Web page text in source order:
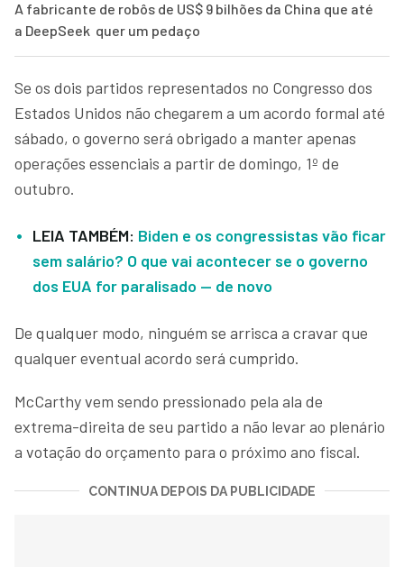
A fabricante de robôs de US$ 9 bilhões da China que até
a DeepSeek quer um pedaço
Se os dois partidos representados no Congresso dos
Estados Unidos não chegarem a um acordo formal até
sábado, o governo será obrigado a manter apenas
operações essenciais a partir de domingo, 1º de
outubro.
LEIA TAMBÉM: Biden e os congressistas vão ficar
sem salário? O que vai acontecer se o governo
dos EUA for paralisado — de novo
De qualquer modo, ninguém se arrisca a cravar que
qualquer eventual acordo será cumprido.
McCarthy vem sendo pressionado pela ala de
extrema-direita de seu partido a não levar ao plenário
a votação do orçamento para o próximo ano fiscal.
CONTINUA DEPOIS DA PUBLICIDADE